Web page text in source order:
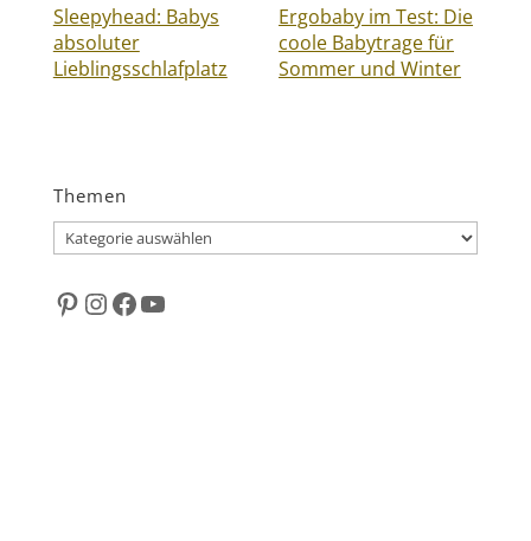
Sleepyhead: Babys
absoluter
Lieblingsschlafplatz
Ergobaby im Test: Die
coole Babytrage für
Sommer und Winter
Themen
Themen
Pinterest
Instagram
Facebook
YouTube